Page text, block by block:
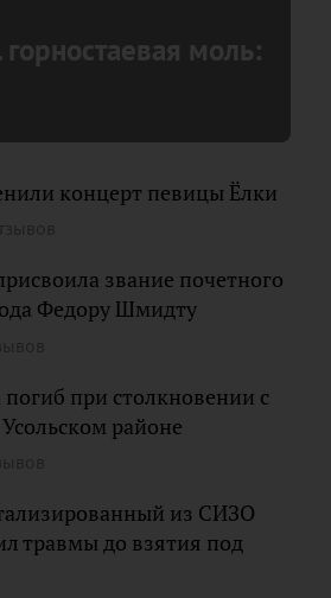
горностаевая моль:
концерт певицы Ёлки
звание почетного
Федору Шмидту
при столкновении с
районе
из СИЗО
травмы до взятия под